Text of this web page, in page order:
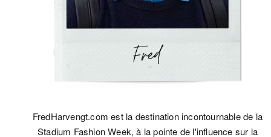
FredHarvengt.com est la destination incontournable de la
Stadium Fashion Week, à la pointe de l'influence sur la